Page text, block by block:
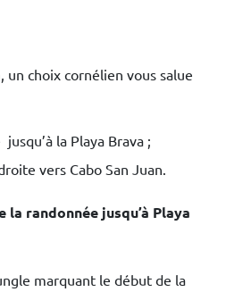
un choix cornélien vous salue
la Playa Brava ;
vers Cabo San Juan.
randonnée jusqu’à Playa
marquant le début de la